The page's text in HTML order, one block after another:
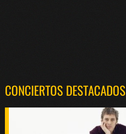
CONCIERTOS DESTACADOS